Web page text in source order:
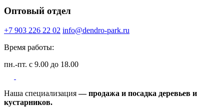
Оптовый отдел
+7 903 226 22 02 info@dendro-park.ru
Время работы:
пн.-пт. с 9.00 до 18.00
Наша специализация— продажа и посадка деревьев и
кустарников.